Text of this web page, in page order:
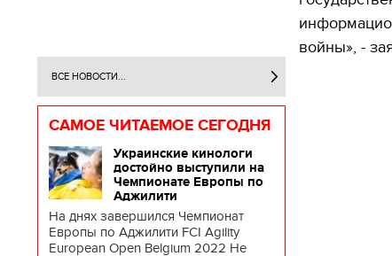
ВСЕ НОВОСТИ...
САМОЕ ЧИТАЕМОЕ СЕГОДНЯ
Украинские кинологи
достойно выступили на
Чемпионате Европы по
Аджилити
На днях завершился Чемпионат
Европы по Аджилити FCI Agility
European Open Belgium 2022 Не
войны», -